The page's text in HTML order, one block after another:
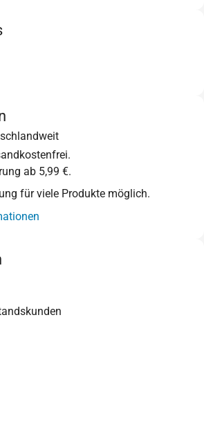
ab 5,99 €.
für viele Produkte möglich.